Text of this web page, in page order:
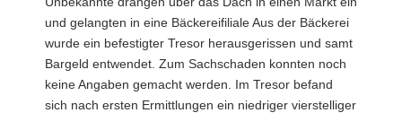
und gelangten in eine Bäckereifiliale Aus der Bäckerei
wurde ein befestigter Tresor herausgerissen und samt
Bargeld entwendet. Zum Sachschaden konnten noch
keine Angaben gemacht werden. Im Tresor befand
sich nach ersten Ermittlungen ein niedriger vierstelliger